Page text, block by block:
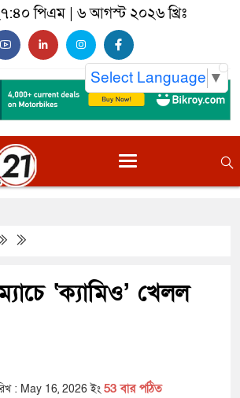
পিএম| ৬ আগস্ট ২০২৬ খ্রিঃ
Select Language ▼
‘ক্যামিও’ খেলল
: May 16, 2026 ইং 53 বার পঠিত